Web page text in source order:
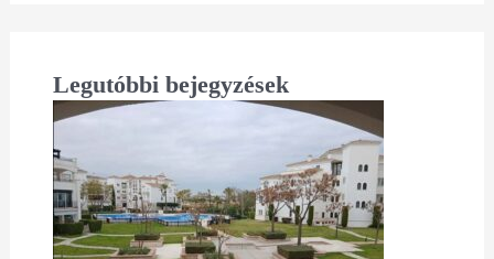
Legutóbbi bejegyzések